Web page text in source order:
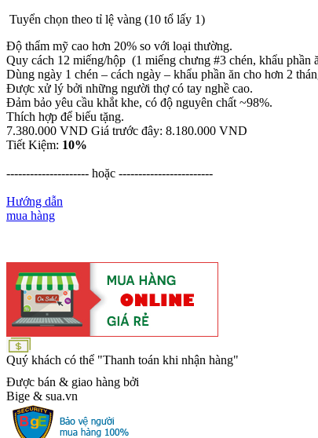
Tuyển chọn theo tỉ lệ vàng (10 tổ lấy 1)
Độ thẩm mỹ cao hơn 20% so với loại thường.
Quy cách 12 miếng/hộp (1 miếng chưng #3 chén, khẩu phần
Dùng ngày 1 chén – cách ngày – khẩu phần ăn cho hơn 2
Được xử lý bởi những người thợ có tay nghề cao.
Đảm bảo yêu cầu khắt khe, có độ nguyên chất ~98%.
Thích hợp để biếu tặng.
7.380.000 VND Giá trước đây: 8.180.000 VND
Tiết Kiệm: 10%
--------------------- hoặc ------------------------
Hướng dẫn
mua hàng
Quý khách có thể "Thanh toán khi nhận hàng"
Được bán & giao hàng bởi
Bige & sua.vn